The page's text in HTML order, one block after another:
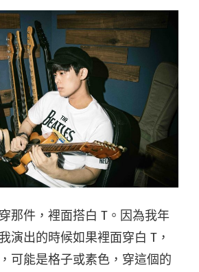
那件，裡面搭白 T。因為我年
演出的時候如果裡面穿白 T，
可能是格子或素色，穿這個的